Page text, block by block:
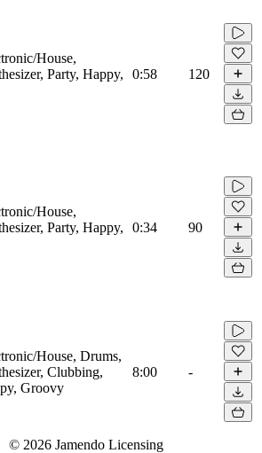
House,
Party, Happy,
0:58 120
House,
Party, Happy,
0:34 90
House, Drums,
Clubbing,
Groovy
8:00 -
© 2026 Jamendo Licensing